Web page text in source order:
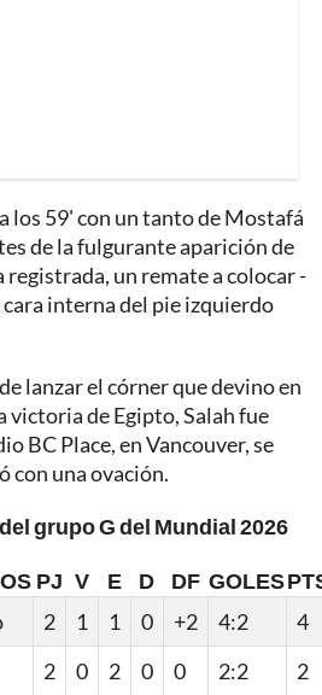
los 59' con un tanto de Mostafá
de la fulgurante aparición de
registrada, un remate a colocar -
cara interna del pie izquierdo
lanzar el córner que devino en
de Egipto, Salah fue
BC Place, en Vancouver, se
con una ovación.
grupo G del Mundial 2026
PJ V E D DF GOLES
2 1 1 0 +2 4:2
4
2 0 2 0 0 2:2
2